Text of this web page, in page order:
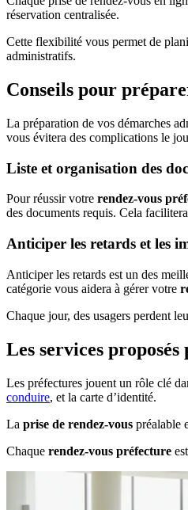
réservation centralisée.
Cette flexibilité vous permet de
administratifs.
Conseils pour
La préparation de vos démarches
vous évitera des complications le
Liste et organisation des
Pour réussir votre rendez-vous
des documents requis. Cela
Anticiper les retards et les
Anticiper les retards est un des
catégorie vous aidera à gérer votre
Chaque jour, des usagers perdent
Les services
Les préfectures jouent un rôle clé
conduire, et la carte d’identité.
La prise de rendez-vous préalable
Chaque rendez-vous préfecture